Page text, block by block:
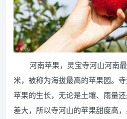
河南苹果，灵宝寺河山河南
米，被称为海拔最高的苹果园。
苹果的生长，无论是土壤、雨量
差大，所以寺河山的苹果甜度高